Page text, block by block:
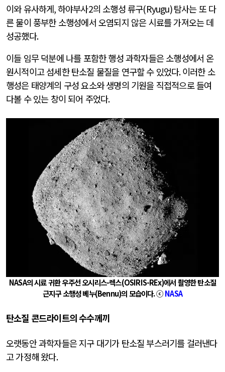
이와 유사하게,하야부사2의 소행성 류구(Ryugu)탐사는 또 다
른 물이 풍부한 소행성에서 오염되지 않은 시료를 가져오는 데
성공했다.
이들 임무 덕분에 나를 포함한 행성 과학자들은 소행성에서 온
원시적이고 섬세한 탄소질 물질을 연구할 수 있었다.이러한 소
행성은 태양계의 구성 요소와 생명의 기원을 직접적으로 들여
다볼 수 있는 창이 되어 주었다.
NASA의 시료 귀환 우주선 오시리스-렉스(OSIRIS-REx)에서 촬영한 탄소질
근지구 소행성 베누(Bennu)의 모습이다.ⓒNASA
탄소질 콘드라이트의 수수께끼
오랫동안 과학자들은 지구 대기가 탄소질 부스러기를 걸러낸다
고 가정해 왔다.